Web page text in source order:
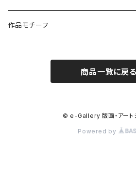
杉山 修 （木版画）
小沼隆一郎（リトグラフ）
Artshow Museum
作品モチーフ
風景画（福島）
商品一覧に戻る
© e-Gallery 版画・アート
Powered by